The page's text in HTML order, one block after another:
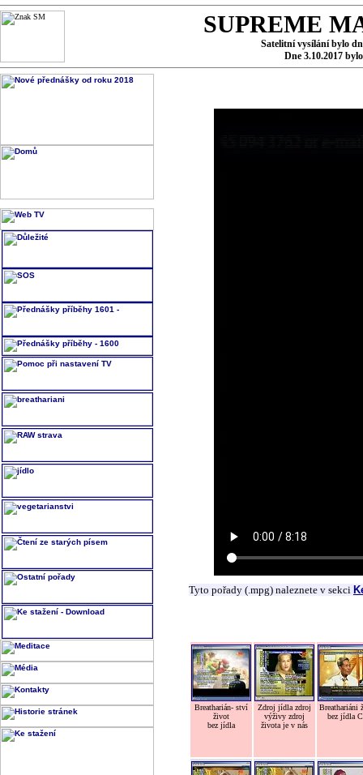
SUPREME
Satelitní vysílání bylo
Dne 3.10.2017
Tyto pořady (.mpg) naleznete v sekci
Breatharián- ství
život
bez jídla
Zdroj jídla zdroj
výživy zdroj
života je v nás
Breathariáni
bez jídla